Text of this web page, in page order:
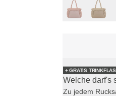
+ GRATIS
Welche darf's
Zu jedem